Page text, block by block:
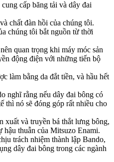
cấp băng tải và dây đai
chất đàn hồi của chúng tôi.
chúng tôi bắt nguồn từ thời
quan trọng khi máy móc sản
động điện với những tiến bộ
làm bằng da đắt tiền, và hầu hết
nghĩ rằng nếu dây đai bông có
thì nó sẽ đóng góp rất nhiều cho
xuất và truyền bá thắt lưng bông,
thuẫn của Mitsuzo Enami.
trách nhiệm thành lập Bando,
dây đai bông trong các ngành